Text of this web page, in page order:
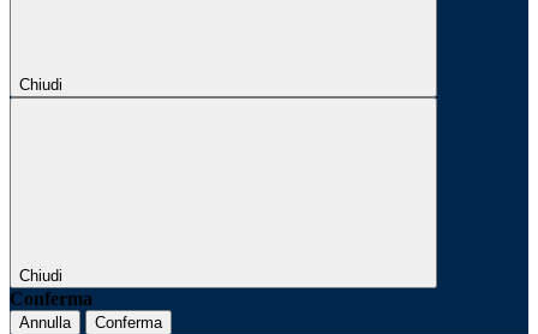
Chiudi
Chiudi
Conferma
Annulla Conferma